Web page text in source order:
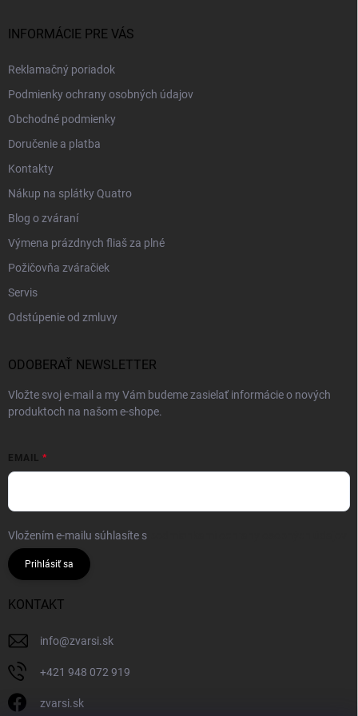
INFORMÁCIE PRE VÁS
Reklamačný poriadok
Podmienky ochrany osobných údajov
Obchodné podmienky
Doručenie a platba
Kontakty
Nákup na splátky Quatro
Blog o zváraní
Výmena prázdnych fliaš za plné
Požičovňa zváračiek
Servis
Odstúpenie od zmluvy
ODOBERAŤ NEWSLETTER
Vložte svoj e-mail a my Vám budeme zasielať informácie o nových
produktoch na našom e-shope.
EMAIL
Vložením e-mailu súhlasíte s
Prihlásiť sa
KONTAKT
info@zvarsi.sk
+421 948 072 919
zvarsi.sk